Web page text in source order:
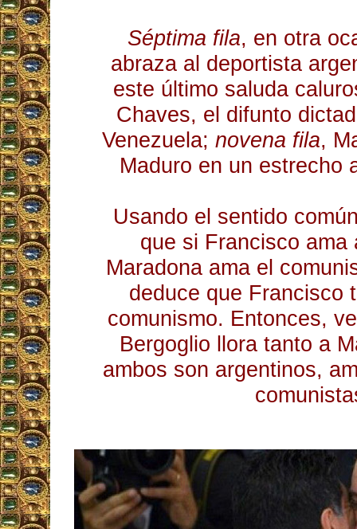
Séptima fila, en otra
abraza al deportista
este último saluda
Chaves, el difunto
Venezuela; novena fila,
Maduro en un estrecho
Usando el sentido
que si Francisco ama
Maradona ama el
deduce que Francisco
comunismo. Entonces,
Bergoglio llora tanto a
ambos son argentinos,